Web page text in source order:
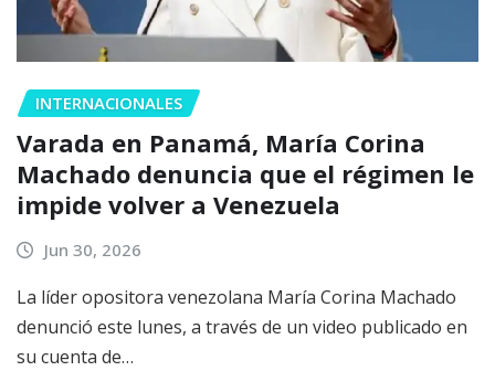
INTERNACIONALES
Varada en Panamá, María Corina
Machado denuncia que el régimen le
impide volver a Venezuela
Jun 30, 2026
La líder opositora venezolana María Corina Machado
denunció este lunes, a través de un video publicado en
su cuenta de…